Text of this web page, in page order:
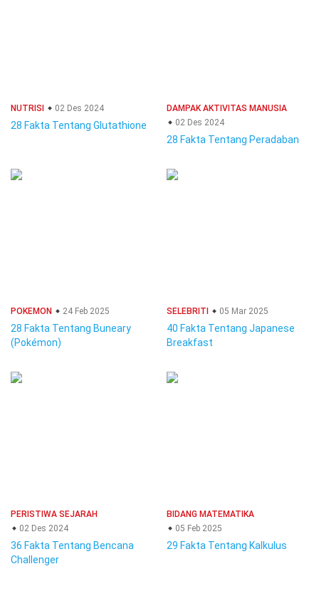
NUTRISI 02 Des 2024
28 Fakta Tentang Glutathione
DAMPAK AKTIVITAS MANUSIA
02 Des 2024
28 Fakta Tentang Peradaban
POKEMON 24 Feb 2025
28 Fakta Tentang Buneary
(Pokémon)
SELEBRITI 05 Mar 2025
40 Fakta Tentang Japanese
Breakfast
PERISTIWA SEJARAH
02 Des 2024
36 Fakta Tentang Bencana
Challenger
BIDANG MATEMATIKA
05 Feb 2025
29 Fakta Tentang Kalkulus